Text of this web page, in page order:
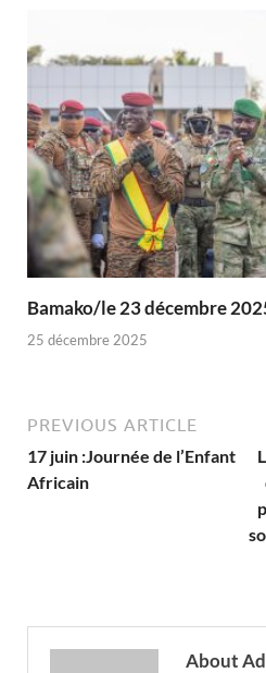
Bamako/le 23 décembre
25 décembre 2025
PREVIOUS ARTICLE
17 juin :Journée de l’Enfant
Africain
About